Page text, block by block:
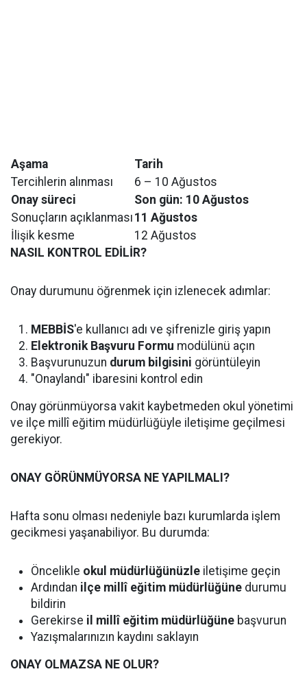
Aşama
Tarih
Tercihlerin alınması
6 – 10 Ağustos
Onay süreci
Son gün: 10 Ağustos
Sonuçların açıklanması 11 Ağustos
İlişik kesme
12 Ağustos
NASIL KONTROL EDİLİR?
Onay durumunu öğrenmek için izlenecek adımlar:
MEBBİS'e kullanıcı adı ve şifrenizle giriş yapın
Elektronik Başvuru Formu modülünü açın
Başvurunuzun durum bilgisini görüntüleyin
"Onaylandı" ibaresini kontrol edin
Onay görünmüyorsa vakit kaybetmeden okul yönetimi
ve ilçe millî eğitim müdürlüğüyle iletişime geçilmesi
gerekiyor.
ONAY GÖRÜNMÜYORSA NE YAPILMALI?
Hafta sonu olması nedeniyle bazı kurumlarda işlem
gecikmesi yaşanabiliyor. Bu durumda:
Öncelikle okul müdürlüğünüzle iletişime geçin
Ardından ilçe millî eğitim müdürlüğüne durumu
bildirin
Gerekirse il millî eğitim müdürlüğüne başvurun
Yazışmalarınızın kaydını saklayın
ONAY OLMAZSA NE OLUR?